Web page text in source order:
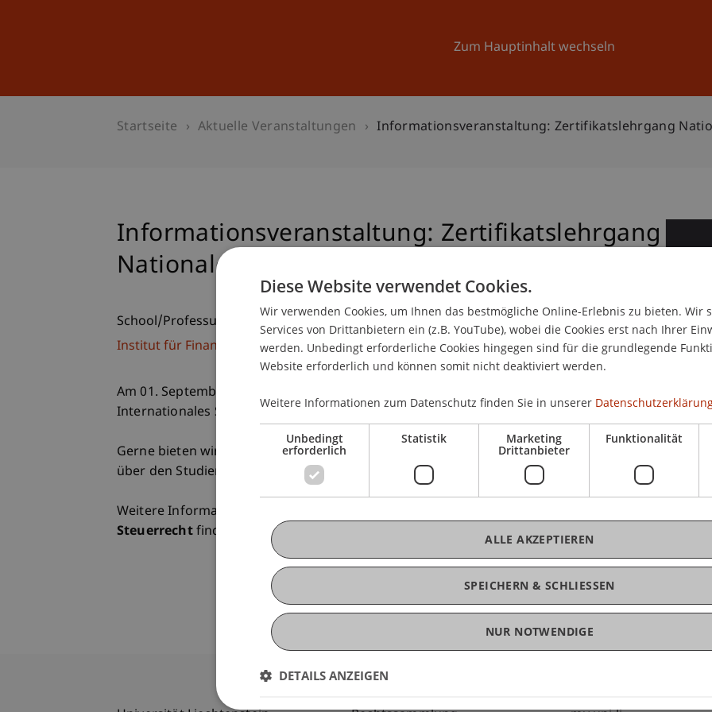
Zum Hauptinhalt wechseln
Universität Aktuelles
Startseite Aktuelle Veranstaltungen Informationsveranstaltung: Zertifikatslehrgang
Informationsveranstaltung: Zertifikatslehrgang
Nationales und Internationales Steuerrecht
School/Professur:
Institut für Finanzdienstleistungen
Am 01. September 2015 startet erneut der Zertifikatslehrgang Nationales und
Internationales Steuerrecht.
Gerne bieten wir Ihnen die Möglichkeit, an unserer Informationsveranstaltung Näheres
über den Studienplan, das Lehrkonzept und die Studienzeiten zu erfahren.
Weitere Informationen zum
Steuerrechtfinden Sie hier.
Diese Website verwendet Cookies.
Wir verwenden Cookies, um Ihnen das bestmögliche Online-Erlebnis zu bieten. Wir
Services von Drittanbietern ein (z.B. YouTube), wobei die Cookies erst nach Ihrer
werden. Unbedingt erforderliche Cookies hingegen sind für die grundlegende
Website erforderlich und können somit nicht deaktiviert werden.
Weitere Informationen zum Datenschutz finden Sie in unserer
Unbedingt
erforderlich
Statistik Marketing
Drittanbieter
Funktionalität
SPEICHERN & SCHLIESSEN
ALLE AKZEPTIEREN
NUR NOTWENDIGE
DETAILS ANZEIGEN